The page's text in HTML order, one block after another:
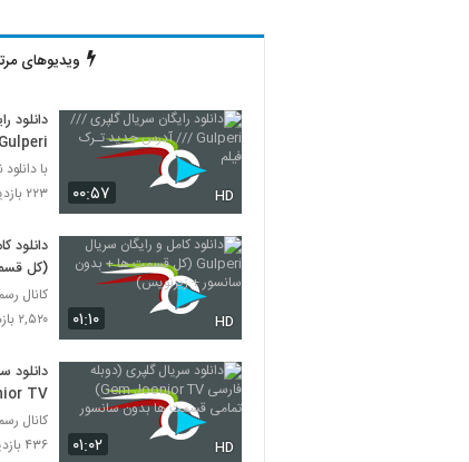
۱,۸۷۱ بازدید
ویدیوهای
۰۰:۵۷ HD
دانلود
Gulperi /// آدرس جدید تـرک فیلم
با
۲۲۳ بازدید
۰۱:۱۰ HD
(کل
کانال
۲,۵۲۰ بازدید
۰۱:۰۲ HD
دانلود
ها
کانال
۴۳۶ بازدید